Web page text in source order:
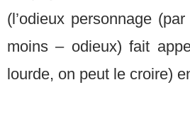
(l’odieux personnage
moins – odieux) fait
lourde, on peut le croire)